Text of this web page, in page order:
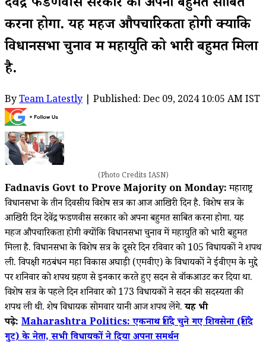
करना होगा. यह महज औपचारिकता होगी क्योंकि
विधानसभा चुनाव में महायुति को भारी बहुमत मिला
है.
ByTeam Latestly | Published: Dec 09, 2024 10:05 AM IST
(Photo Credits IASN)
Fadnavis Govt to Prove Majority on Monday:महाराष्ट्र
विधानसभा के तीन दिवसीय विशेष सत्र का आज आखिरी दिन है. विशेष सत्र के
आखिरी दिन देवेंद्र फडणवीस सरकार को अपना बहुमत साबित करना होगा. यह
महज औपचारिकता होगी क्योंकि विधानसभा चुनाव में महायुति को भारी बहुमत
मिला है. विधानसभा के विशेष सत्र के दूसरे दिन रविवार को 105 विधायकों ने शपथ
ली. विपक्षी गठबंधन महा विकास अघाड़ी (एमवीए) के विधायकों ने ईवीएम के मुद्दे
पर शनिवार को शपथ ग्रहण से इनकार करते हुए सदन से वॉकआउट कर दिया था.
विशेष सत्र के पहले दिन शनिवार को 173 विधायकों ने सदन की सदस्यता की
शपथ ली थी. शेष विधायक सोमवार यानी आज शपथ लेंगे.यह भी
पढ़े: Maharashtra Politics: एकनाथ शिंदे चुने गए शिवसेना (शिंदे
गुट) के नेता, सभी विधायकों ने दिया अपना समर्थन